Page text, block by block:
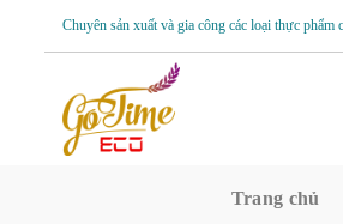
Chuyên sản xuất và gia công các loại thực phẩm
Trang chủ